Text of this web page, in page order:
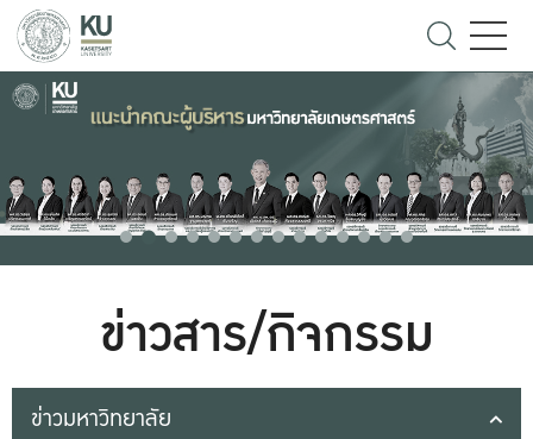
ข่าวสาร/กิจกรรม
ข่าวมหาวิทยาลัย